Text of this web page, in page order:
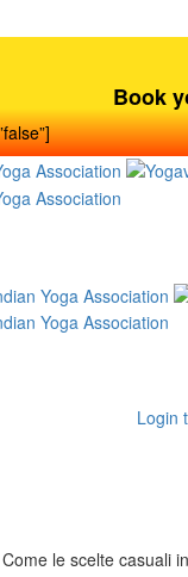
Book
Login
Come le scelte casuali